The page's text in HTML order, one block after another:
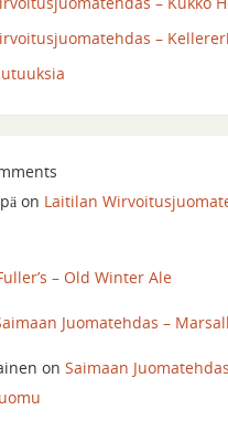
–
on Laitilan
– Old Winter Ale
Juomatehdas –
on Saimaan